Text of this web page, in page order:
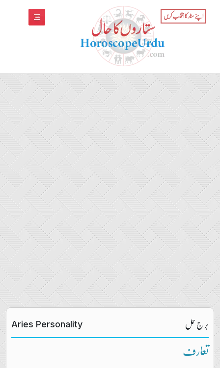
اپنے سٹار کا انتخاب کریں
Aries Personality بر ج حمل
تعارف